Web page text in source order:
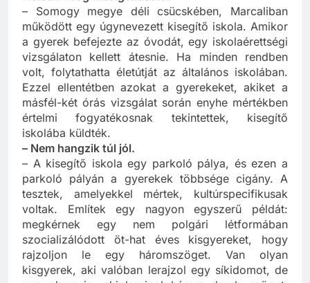
Hétszínvirág kidolgozására?
– Somogy megye déli csücskében, Marcaliban
működött egy úgynevezett kisegítő iskola. Amikor
a gyerek befejezte az óvodát, egy iskolaérettségi
vizsgálaton kellett átesnie. Ha minden rendben
volt, folytathatta életútját az általános iskolában.
Ezzel ellentétben azokat a gyerekeket, akiket a
másfél-két órás vizsgálat során enyhe mértékben
értelmi fogyatékosnak tekintettek, kisegítő
iskolába küldték.
– Nem hangzik túl jól.
– A kisegítő iskola egy parkoló pálya, és ezen a
parkoló pályán a gyerekek többsége cigány. A
tesztek, amelyekkel mértek, kultúrspecifikusak
voltak. Említek egy nagyon egyszerű példát:
megkérnek egy nem polgári létformában
szocializálódott öt-hat éves kisgyereket, hogy
rajzoljon le egy háromszöget. Van olyan